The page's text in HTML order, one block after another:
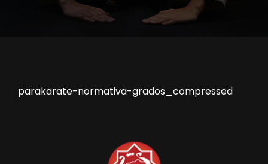
parakarate-normativa-grados_compressed